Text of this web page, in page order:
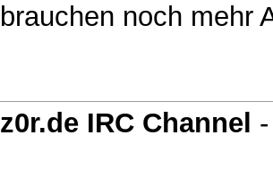
noch mehr
IRC Channel